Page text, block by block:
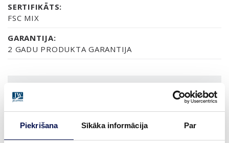
Piekrišana Sīkāka informācija Par
SERTIFIKĀTS:
FSC MIX
GARANTIJA:
2 GADU PRODUKTA GARANTIJA
APDARE (1)
OAK CLEAR VARNISH